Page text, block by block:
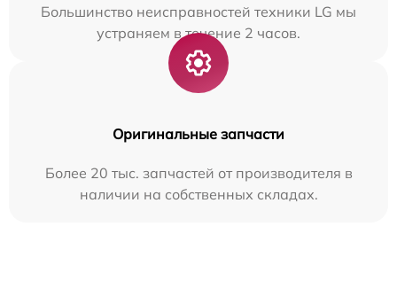
Большинство неисправностей техники LG мы
устраняем в течение 2 часов.
Оригинальные запчасти
Более 20 тыс. запчастей от производителя в
наличии на собственных складах.